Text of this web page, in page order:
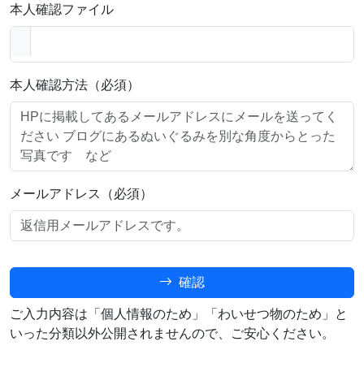
本人確認ファイル
本人確認方法（必須）
メールアドレス（必須）
確認
ご入力内容は「個人情報のため」「わいせつ物のため」と
いった分類以外公開されませんので、ご安心ください。